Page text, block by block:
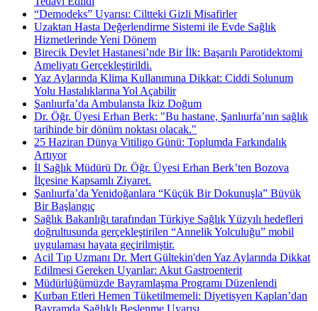
“Demodeks” Uyarısı: Ciltteki Gizli Misafirler
Uzaktan Hasta Değerlendirme Sistemi ile Evde Sağlık
Hizmetlerinde Yeni Dönem
Birecik Devlet Hastanesi’nde Bir İlk: Başarılı Parotidektomi
Ameliyatı Gerçekleştirildi.
Yaz Aylarında Klima Kullanımına Dikkat: Ciddi Solunum
Yolu Hastalıklarına Yol Açabilir
Şanlıurfa’da Ambulansta İkiz Doğum
Dr. Öğr. Üyesi Erhan Berk: "Bu hastane, Şanlıurfa’nın sağlık
tarihinde bir dönüm noktası olacak."
25 Haziran Dünya Vitiligo Günü: Toplumda Farkındalık
Artıyor
İl Sağlık Müdürü Dr. Öğr. Üyesi Erhan Berk’ten Bozova
İlçesine Kapsamlı Ziyaret.
Şanlıurfa’da Yenidoğanlara “Küçük Bir Dokunuşla” Büyük
Bir Başlangıç
Sağlık Bakanlığı tarafından Türkiye Sağlık Yüzyılı hedefleri
doğrultusunda gerçekleştirilen “Annelik Yolculuğu” mobil
uygulaması hayata geçirilmiştir.
Acil Tıp Uzmanı Dr. Mert Gültekin'den Yaz Aylarında Dikkat
Edilmesi Gereken Uyarılar: Akut Gastroenterit
Müdürlüğümüzde Bayramlaşma Programı Düzenlendi
Kurban Etleri Hemen Tüketilmemeli: Diyetisyen Kaplan’dan
Bayramda Sağlıklı Beslenme Uyarısı